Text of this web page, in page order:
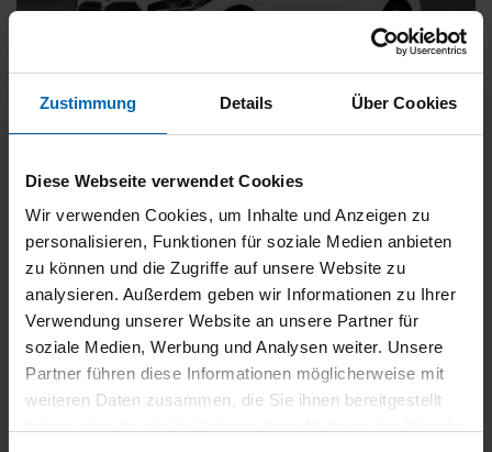
Zustimmung Details Über Cookies
Diese Webseite verwendet Cookies
Wir verwenden Cookies, um Inhalte und Anzeigen zu
personalisieren, Funktionen für soziale Medien anbieten
zu können und die Zugriffe auf unsere Website zu
analysieren. Außerdem geben wir Informationen zu Ihrer
Verwendung unserer Website an unsere Partner für
soziale Medien, Werbung und Analysen weiter. Unsere
Partner führen diese Informationen möglicherweise mit
weiteren Daten zusammen, die Sie ihnen bereitgestellt
BMW 225
Gebrauchtwagen
Typ
Pkw
Kilometerstand
54.750 km
Erstzulassung
05/2023
Zustand
Gebrauchtwagen
Leistung
180 kW / 245 PS